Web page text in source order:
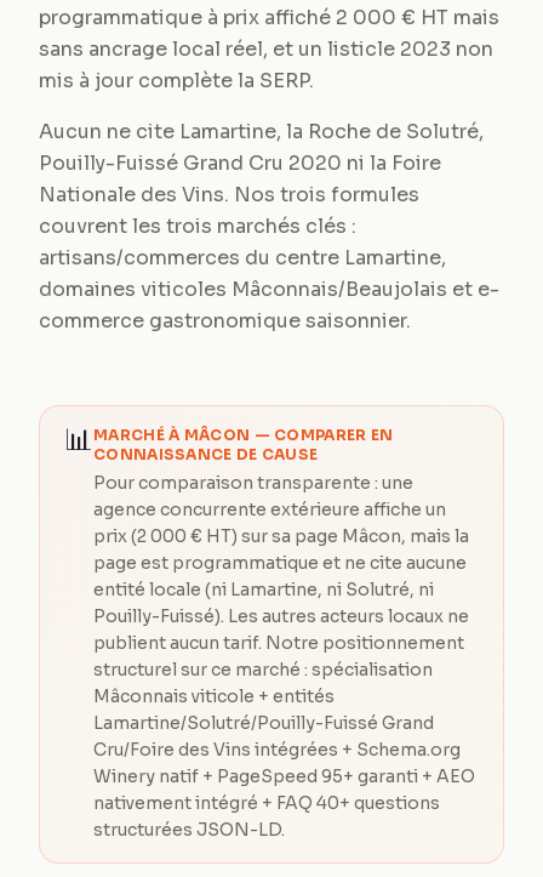
programmatique à prix affiché 2 000 € HT mais
sans ancrage local réel, et un listicle 2023 non
mis à jour complète la SERP.
Aucun ne cite Lamartine, la Roche de Solutré,
Pouilly-Fuissé Grand Cru 2020 ni la Foire
Nationale des Vins. Nos trois formules
couvrent les trois marchés clés :
artisans/commerces du centre Lamartine,
domaines viticoles Mâconnais/Beaujolais et e-
commerce gastronomique saisonnier.
📊 MARCHÉ À MÂCON — COMPARER EN
CONNAISSANCE DE CAUSE
Pour comparaison transparente : une
agence concurrente extérieure affiche un
prix (2 000 € HT) sur sa page Mâcon, mais la
page est programmatique et ne cite aucune
entité locale (ni Lamartine, ni Solutré, ni
Pouilly-Fuissé). Les autres acteurs locaux ne
publient aucun tarif. Notre positionnement
structurel sur ce marché : spécialisation
Mâconnais viticole + entités
Lamartine/Solutré/Pouilly-Fuissé Grand
Cru/Foire des Vins intégrées + Schema.org
Winery natif + PageSpeed 95+ garanti + AEO
nativement intégré + FAQ 40+ questions
structurées JSON-LD.